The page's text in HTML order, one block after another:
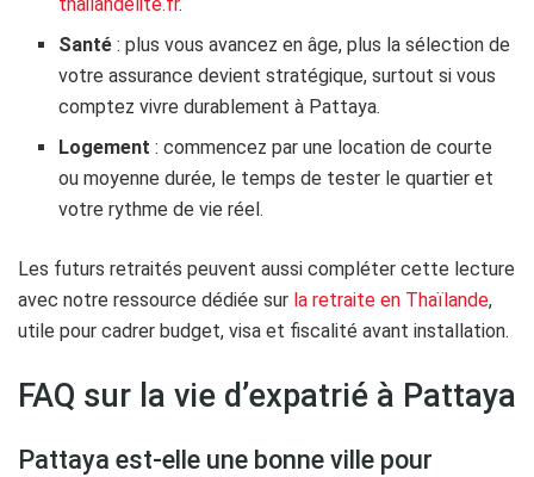
Santé : plus vous avancez en âge, plus la sélection de
votre assurance devient stratégique, surtout si vous
comptez vivre durablement à Pattaya.
Logement : commencez par une location de courte
ou moyenne durée, le temps de tester le quartier et
votre rythme de vie réel.
Les futurs retraités peuvent aussi compléter cette lecture
avec notre ressource dédiée sur la retraite en Thaïlande,
utile pour cadrer budget, visa et fiscalité avant installation.
FAQ sur la vie d’expatrié à Pattaya
Pattaya est-elle une bonne ville pour